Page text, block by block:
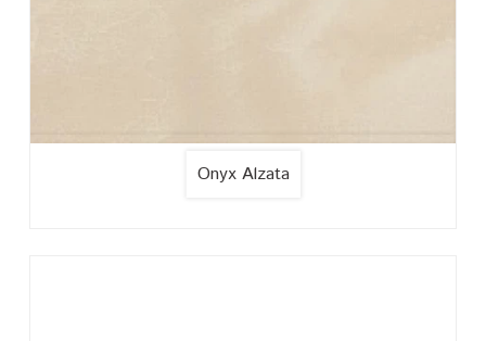
Onyx Alzata